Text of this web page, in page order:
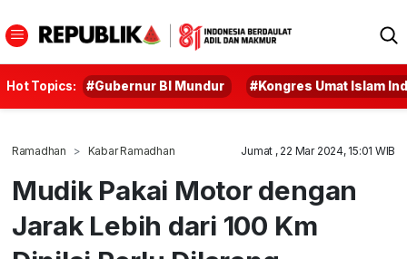
Hot Topics: #Gubernur BI Mundur #Kongres Umat Islam
Ramadhan Kabar Ramadhan Jumat , 22 Mar 2024, 15:01 WIB
Mudik Pakai Motor dengan
Jarak Lebih dari 100 Km